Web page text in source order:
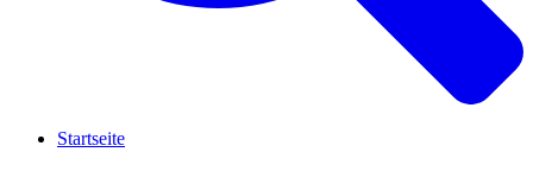
Startseite